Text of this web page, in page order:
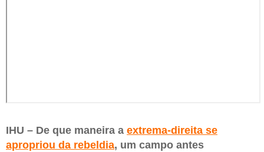
IHU – De que maneira a extrema-direita se
apropriou da rebeldia, um campo antes